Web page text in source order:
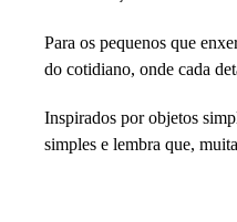
Para os pequenos que
do cotidiano, onde cada
Inspirados por objetos
simples e lembra que,